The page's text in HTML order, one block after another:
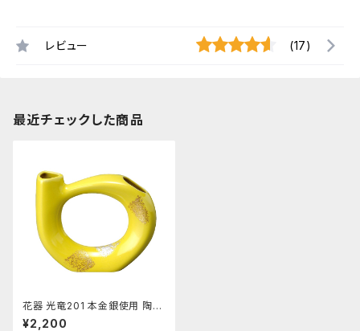
レビュー (17)
最近チェックした商品
花器 光竜201 本金銀使用 陶器
水盤 花瓶 コンポーネント フラ
¥2,200